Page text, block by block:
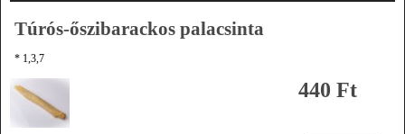
Túrós-őszibarackos palacsinta
* 1,3,7
440 Ft